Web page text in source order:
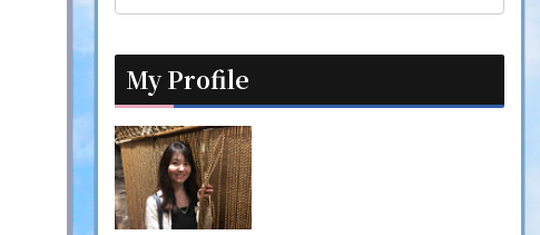
My Profile